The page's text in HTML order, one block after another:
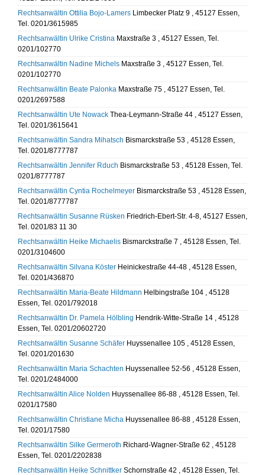
Rechtsanwältin Ottilia Bojo-Lamers Limbecker Platz 9 , 45127 Essen,
Tel. 0201/3615985
Rechtsanwältin Ulrike Cristina Maxstraße 3 , 45127 Essen, Tel.
0201/102770
Rechtsanwältin Nadine Michels Maxstraße 3 , 45127 Essen, Tel.
0201/102770
Rechtsanwältin Beate Palonka Maxstraße 75 , 45127 Essen, Tel.
0201/2697588
Rechtsanwältin Ute Nowack Thea-Leymann-Straße 44 , 45127 Essen,
Tel. 0201/3615641
Rechtsanwältin Sandra Mihatsch Bismarckstraße 53 , 45128 Essen,
Tel. 0201/8777787
Rechtsanwältin Jennifer Rduch Bismarckstraße 53 , 45128 Essen, Tel.
0201/8777787
Rechtsanwältin Cyntia Rochelmeyer Bismarckstraße 53 , 45128 Essen,
Tel. 0201/8777787
Rechtsanwältin Susanne Rüsken Friedrich-Ebert-Str. 4-8, 45127 Essen,
Tel. 0201/83 11 30
Rechtsanwältin Heike Michaelis Bismarckstraße 7 , 45128 Essen, Tel.
0201/3104600
Rechtsanwältin Silvana Köster Heinickestraße 44-48 , 45128 Essen,
Tel. 0201/436870
Rechtsanwältin Maria-Beate Hildmann Helbingstraße 104 , 45128
Essen, Tel. 0201/792018
Rechtsanwältin Dr. Pamela Hölbling Hendrik-Witte-Straße 14 , 45128
Essen, Tel. 0201/20602720
Rechtsanwältin Susanne Schäfer Huyssenallee 105 , 45128 Essen,
Tel. 0201/201630
Rechtsanwältin Maria Schachten Huyssenallee 52-56 , 45128 Essen,
Tel. 0201/2484000
Rechtsanwältin Alice Nolden Huyssenallee 86-88 , 45128 Essen, Tel.
0201/17580
Rechtsanwältin Christiane Micha Huyssenallee 86-88 , 45128 Essen,
Tel. 0201/17580
Rechtsanwältin Silke Germeroth Richard-Wagner-Straße 62 , 45128
Essen, Tel. 0201/2202838
Rechtsanwältin Heike Schnittker Schornstraße 42 , 45128 Essen, Tel.